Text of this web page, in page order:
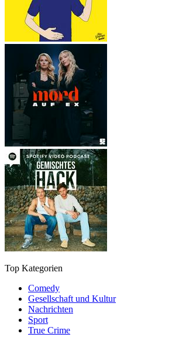
Top Kategorien
Comedy
Gesellschaft und Kultur
Nachrichten
Sport
True Crime